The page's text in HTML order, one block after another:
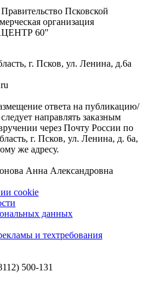
Псковской
организация
60"
г. Псков, ул. Ленина, д.6а
ответа на публикацию/
направлять заказным
через Почту России по
г. Псков, ул. Ленина, д. 6а,
же адресу.
Анна Александровна
cookie
данных
и техтребования
500-131